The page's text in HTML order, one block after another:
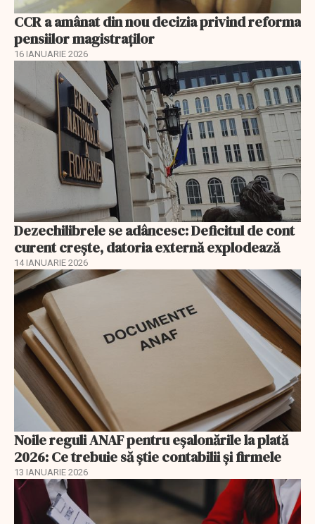
CCR a amânat din nou decizia privind reforma
pensiilor magistraţilor
16 IANUARIE 2026
Dezechilibrele se adâncesc: Deficitul de cont
curent crește, datoria externă explodează
14 IANUARIE 2026
Noile reguli ANAF pentru eşalonările la plată
2026: Ce trebuie să știe contabilii și firmele
13 IANUARIE 2026